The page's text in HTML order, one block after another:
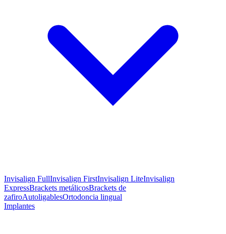
Invisalign FullInvisalign FirstInvisalign LiteInvisalign
ExpressBrackets metálicosBrackets de
zafiroAutoligablesOrtodoncia lingual
Implantes